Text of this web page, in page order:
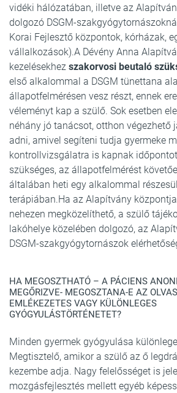
vidéki hálózatában, illetve az
dolgozó DSGM-
Korai Fejlesztő központok, kórházak,
vállalkozások).A Dévény Anna
kezelésekhez szakorvosi beutaló
első alkalommal a DSGM tünettana
állapotfelmérésen vesz részt, ennek
véleményt kap a szülő. Sok esetben
néhány jó tanácsot, otthon végezhető
adni, amivel segíteni tudja gyermeke
kontrollvizsgálatra is kapnak
szükséges, az állapotfelmérést
általában heti egy alkalommal
terápiában.Ha az Alapítvány
nehezen megközelíthető, a szülő
lakóhelye közelében dolgozó, az
DSGM-szakgyógytornászok
HA MEGOSZTHATÓ – A PÁCIENS
MEGŐRIZVE- MEGOSZTANA-E AZ
EMLÉKEZETES VAGY KÜLÖNLEGES
GYÓGYULÁSTÖRTÉNETET?
Minden gyermek gyógyulása
Megtisztelő, amikor a szülő az ő
kezembe adja. Nagy felelősséget is
mozgásfejlesztés mellett egyéb